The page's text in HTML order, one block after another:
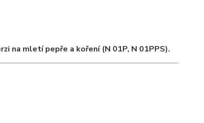
na mletí pepře a koření (N 01P, N 01PPS).